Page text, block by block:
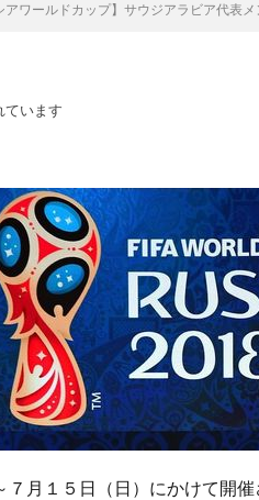
アワールドカップ】サウジアラビア代表
います
月１５日（日）にかけて開催